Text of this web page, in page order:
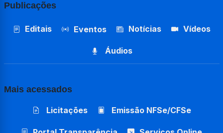
Publicações
Editais Eventos Notícias Vídeos
Áudios
Mais acessados
Licitações Emissão NFSe/CFSe